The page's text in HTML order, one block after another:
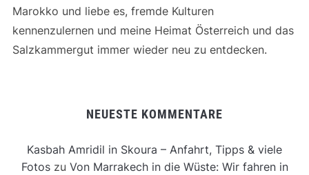
Marokko und liebe es, fremde Kulturen
kennenzulernen und meine Heimat Österreich und das
Salzkammergut immer wieder neu zu entdecken.
NEUESTE KOMMENTARE
Kasbah Amridil in Skoura – Anfahrt, Tipps & viele
Fotoszu Von Marrakech in die Wüste: Wir fahren in